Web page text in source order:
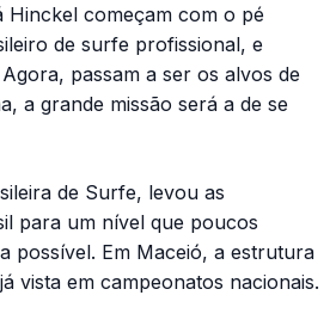
Hinckel começam com o pé
de surfe profissional, e
passam a ser os alvos de
a grande missão será a de se
de Surfe, levou as
para um nível que poucos
possível. Em Maceió, a estrutura
vista em campeonatos nacionais.